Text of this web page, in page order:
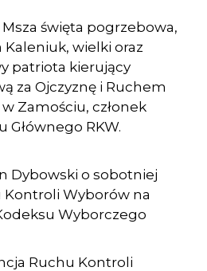
święta pogrzebowa,
Kaleniuk, wielki oraz
patriota kierujący
za Ojczyznę i Ruchem
Zamościu, członek
Głównego RKW.
Dybowski o sobotniej
Wyborów na
Wyborczego
Ruchu Kontroli